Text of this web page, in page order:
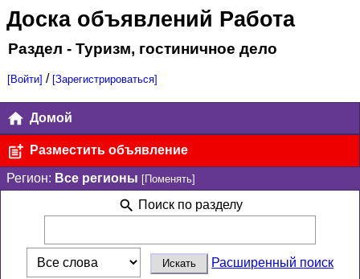
Доска объявлений Работа
Раздел - Туризм, гостиничное дело
[Войти] / [Зарегистрироваться]
Домой
Разместить объявление
Регион: Все регионы [Поменять]
Поиск по разделу
Расширенный поиск